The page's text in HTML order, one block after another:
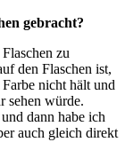
gebracht?
zu
den Flaschen ist,
nicht hält und
sehen würde.
dann habe ich
auch gleich direkt